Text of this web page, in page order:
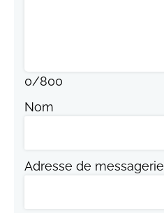
0/800
Nom
Adresse de messagerie